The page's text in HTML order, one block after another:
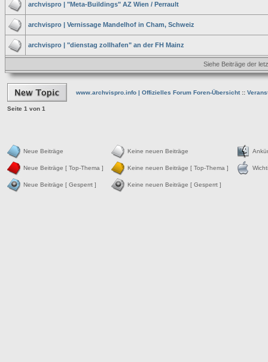
archvispro | "Meta-Buildings" AZ Wien / Perrault
archvispro | Vernissage Mandelhof in Cham, Schweiz
archvispro | "dienstag zollhafen" an der FH Mainz
Siehe Beiträge der
www.archvispro.info | Offizielles Forum Foren-Übersicht::
Seite 1 von 1
Neue Beiträge Keine neuen Beiträge
Neue Beiträge [ Top-Thema ] Keine neuen Beiträge [ Top-Thema ]
Neue Beiträge [ Gesperrt ] Keine neuen Beiträge [ Gesperrt ]